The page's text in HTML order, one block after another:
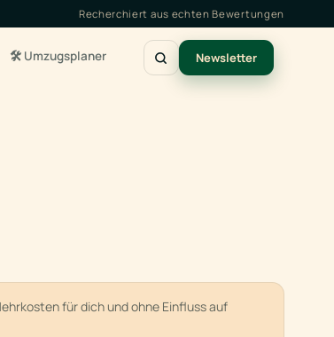
Recherchiert aus echten Bewertungen
🛠️ Umzugsplaner Newsletter
für dich und ohne Einfluss auf